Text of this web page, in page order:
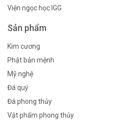
Viện ngọc học IGG
Sản phẩm
Kim cương
Phật bản mệnh
Mỹ nghệ
Đá quý
Đá phong thủy
Vật phẩm phong thủy